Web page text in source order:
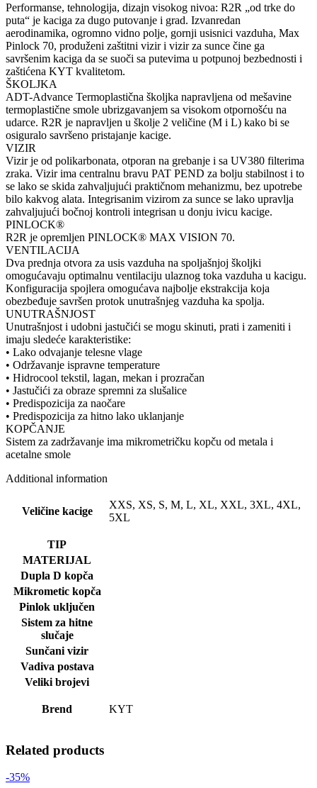
Performanse, tehnologija, dizajn visokog nivoa: R2R „od trke do
puta“ je kaciga za dugo putovanje i grad. Izvanredan
aerodinamika, ogromno vidno polje, gornji usisnici vazduha, Max
Pinlock 70, produženi zaštitni vizir i vizir za sunce čine ga
savršenim kaciga da se suoči sa putevima u potpunoj bezbednosti i
zaštićena KYT kvalitetom.
ŠKOLJKA
ADT-Advance Termoplastična školjka napravljena od mešavine
termoplastične smole ubrizgavanjem sa visokom otpornošću na
udarce. R2R je napravljen u školje 2 veličine (M i L) kako bi se
osiguralo savršeno pristajanje kacige.
VIZIR
Vizir je od polikarbonata, otporan na grebanje i sa UV380 filterima
zraka. Vizir ima centralnu bravu PAT PEND za bolju stabilnost i to
se lako se skida zahvaljujući praktičnom mehanizmu, bez upotrebe
bilo kakvog alata. Integrisanim vizirom za sunce se lako upravlja
zahvaljujući bočnoj kontroli integrisan u donju ivicu kacige.
PINLOCK®
R2R je opremljen PINLOCK® MAX VISION 70.
VENTILACIJA
Dva prednja otvora za usis vazduha na spoljašnjoj školjki
omogućavaju optimalnu ventilaciju ulaznog toka vazduha u kacigu.
Konfiguracija spojlera omogućava najbolje ekstrakcija koja
obezbeđuje savršen protok unutrašnjeg vazduha ka spolja.
UNUTRAŠNJOST
Unutrašnjost i udobni jastučići se mogu skinuti, prati i zameniti i
imaju sledeće karakteristike:
• Lako odvajanje telesne vlage
• Održavanje ispravne temperature
• Hidrocool tekstil, lagan, mekan i prozračan
• Jastučići za obraze spremni za slušalice
• Predispozicija za naočare
• Predispozicija za hitno lako uklanjanje
KOPČANJE
Sistem za zadržavanje ima mikrometričku kopču od metala i
acetalne smole
Additional information
Veličine kacige
XXS, XS, S, M, L, XL, XXL, 3XL, 4XL,
5XL
TIP
MATERIJAL
Dupla D kopča
Mikrometic kopča
Pinlok uključen
Sistem za hitne
slučaje
Sunčani vizir
Vadiva postava
Veliki brojevi
Brend KYT
Related products
-35%